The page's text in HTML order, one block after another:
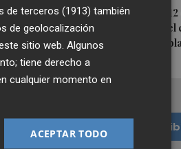
5La movilidad el
duplicarse por el
millones de
Quiero
de terceros (1913) también
de geolocalización
sitio web. Algunos
tiene derecho a
cualquier momento en
ACEPTAR TODO